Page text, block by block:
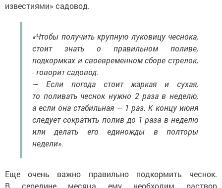
известиями» садовод.
«Чтобы получить крупную луковицу чеснока,
стоит знать о правильном поливе,
подкормках и своевременном сборе стрелок,
- говорит садовод.
— Если погода стоит жаркая и сухая,
то поливать чеснок нужно 2 раза в неделю,
а если она стабильная — 1 раз. К концу июня
следует сократить полив до 1 раза в неделю
или делать его единожды в полторы
недели».
Еще очень важно правильно подкормить чеснок.